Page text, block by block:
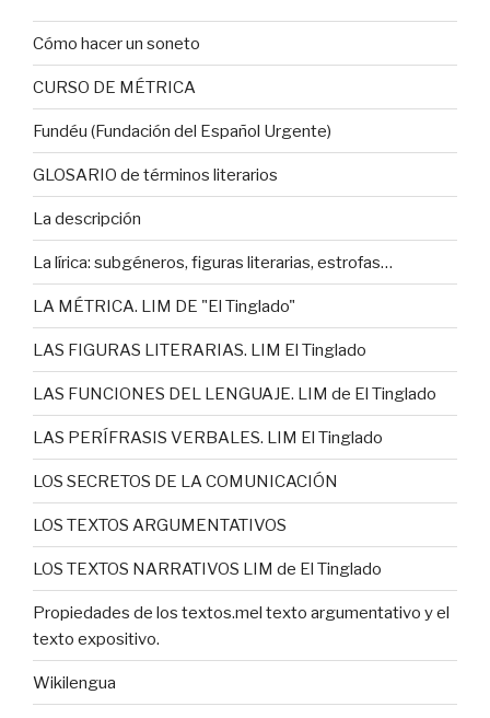
Cómo hacer un soneto
CURSO DE MÉTRICA
Fundéu (Fundación del Español Urgente)
GLOSARIO de términos literarios
La descripción
La lírica: subgéneros, figuras literarias, estrofas…
LA MÉTRICA. LIM DE "El Tinglado"
LAS FIGURAS LITERARIAS. LIM El Tinglado
LAS FUNCIONES DEL LENGUAJE. LIM de El Tinglado
LAS PERÍFRASIS VERBALES. LIM El Tinglado
LOS SECRETOS DE LA COMUNICACIÓN
LOS TEXTOS ARGUMENTATIVOS
LOS TEXTOS NARRATIVOS LIM de El Tinglado
Propiedades de los textos.mel texto argumentativo y el
texto expositivo.
Wikilengua